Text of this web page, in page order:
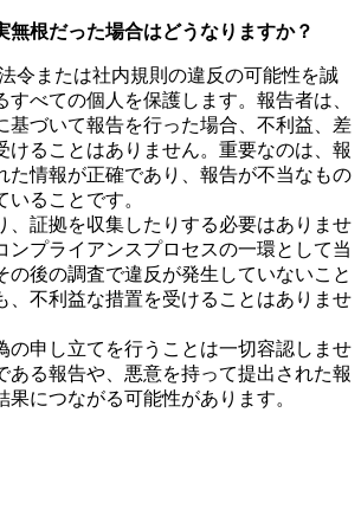
無根だった場合はどうなりますか？
令または社内規則の違反の可能性を誠
すべての個人を保護します。報告者は、
基づいて報告を行った場合、不利益、差
けることはありません。重要なのは、報
た情報が正確であり、報告が不当なもの
ることです。
、証拠を収集したりする必要はありませ
ンプライアンスプロセスの一環として当
の後の調査で違反が発生していないこと
、不利益な措置を受けることはありませ
の申し立てを行うことは一切容認しませ
ある報告や、悪意を持って提出された報
につながる可能性があります。